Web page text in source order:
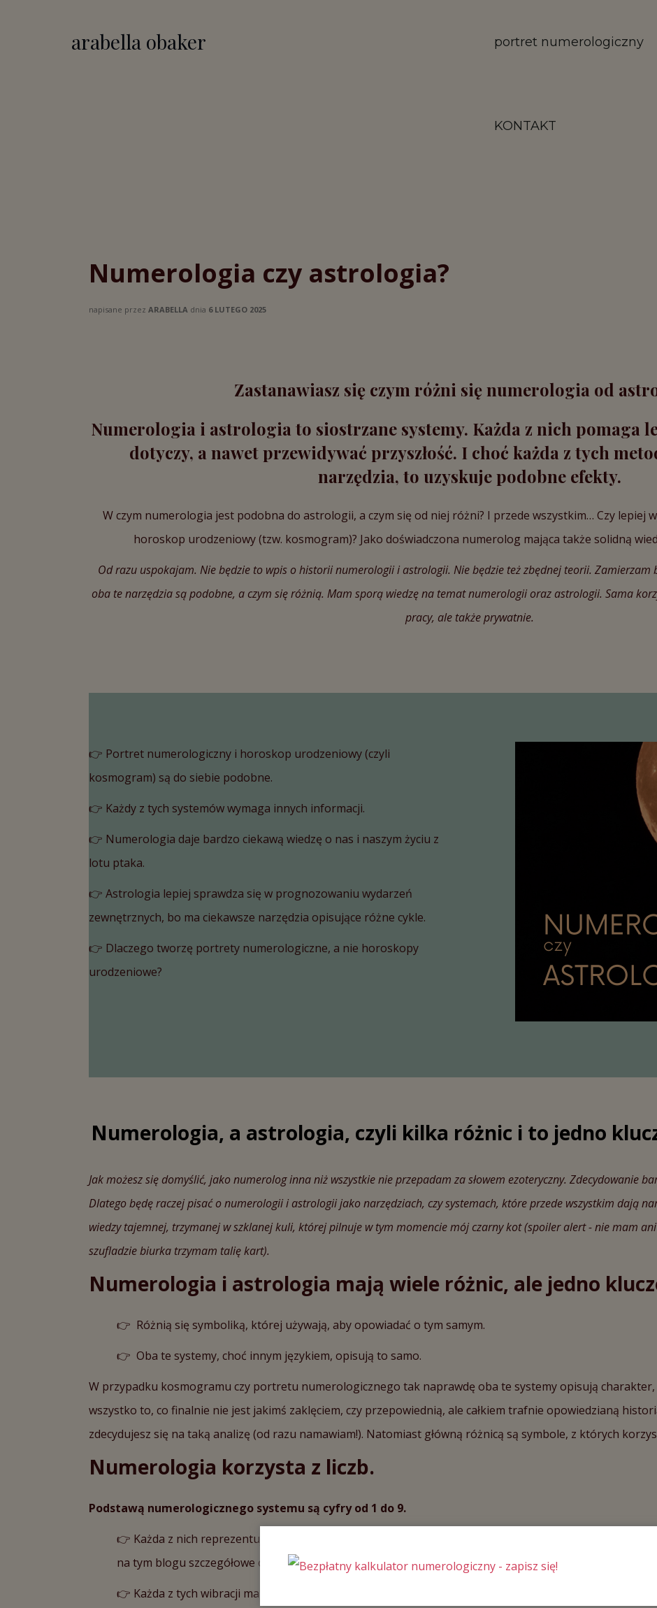
arabella obaker portret numerologiczny
KONTAKT
Numerologia czy astrologia?
napisane przez ARABELLA dnia 6 LUTEGO 2025
Zastanawiasz się czym różni się numerologia od
Numerologia i astrologia to siostrzane systemy. Każda z nich pomaga
dotyczy, a nawet przewidywać przyszłość. I choć każda z tych
narzędzia, to uzyskuje podobne efekty.
W czym numerologia jest podobna do astrologii, a czym się od niej różni? I przede wszystkim… Czy lepiej
horoskop urodzeniowy (tzw. kosmogram)? Jako doświadczona numerolog mająca także solidną
Od razu uspokajam. Nie będzie to wpis o historii numerologii i astrologii. Nie będzie też zbędnej teorii. Zamierzam
oba te narzędzia są podobne, a czym się różnią. Mam sporą wiedzę na temat numerologii oraz astrologii. Sama
pracy, ale także prywatnie.
👉 Portret numerologiczny i horoskop urodzeniowy (czyli
kosmogram) są do siebie podobne.
👉 Każdy z tych systemów wymaga innych informacji.
👉 Numerologia daje bardzo ciekawą wiedzę o nas i naszym życiu z
lotu ptaka.
👉 Astrologia lepiej sprawdza się w prognozowaniu wydarzeń
zewnętrznych, bo ma ciekawsze narzędzia opisujące różne cykle.
👉 Dlaczego tworzę portrety numerologiczne, a nie horoskopy
urodzeniowe?
Numerologia, a astrologia, czyli kilka różnic i to jedno
Jak możesz się domyślić, jako numerolog inna niż wszystkie nie przepadam za słowem ezoteryczny. Zdecydowanie
Dlatego będę raczej pisać o numerologii i astrologii jako narzędziach, czy systemach, które przede wszystkim dają
wiedzy tajemnej, trzymanej w szklanej kuli, której pilnuje w tym momencie mój czarny kot (spoiler alert - nie mam
szufladzie biurka trzymam talię kart).
Numerologia i astrologia mają wiele różnic, ale jedno
👉 Różnią się symboliką, której używają, aby opowiadać o tym samym.
👉 Oba te systemy, choć innym językiem, opisują to samo.
W przypadku kosmogramu czy portretu numerologicznego tak naprawdę oba te systemy opisują charakter,
wszystko to, co finalnie nie jest jakimś zaklęciem, czy przepowiednią, ale całkiem trafnie opowiedzianą
zdecydujesz się na taką analizę (od razu namawiam!). Natomiast główną różnicą są symbole, z których
Numerologia korzysta z liczb.
Podstawą numerologicznego systemu są cyfry od 1 do 9.
👉 Każda z nich reprezentuje pewien archetyp czyli zbiór cech, które przez numerologa są później
na tym blogu szczegółowe opisy każdejliczby numerologicznej.
👉 Każda z tych wibracji ma swoje konkretne miejsce w opowieści, na którą składa się portret